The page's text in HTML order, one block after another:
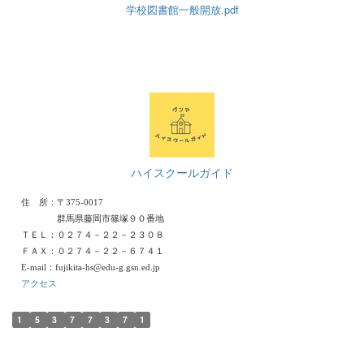
学校図書館一般開放.pdf
ハイスクールガイド
住 所：〒375-0017
群馬県藤岡市篠塚９０番地
ＴＥＬ：０２７４－２２－２３０８
ＦＡＸ：０２７４－２２－６７４１
E-mail：fujikita-hs@edu-g.gsn.ed.jp
アクセス
1 5 3 7 7 3 7 1